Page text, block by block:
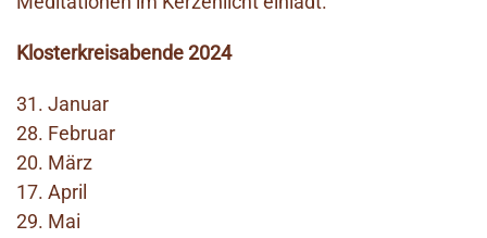
Klosterkreisabende 2024
31. Januar
28. Februar
20. März
17. April
29. Mai